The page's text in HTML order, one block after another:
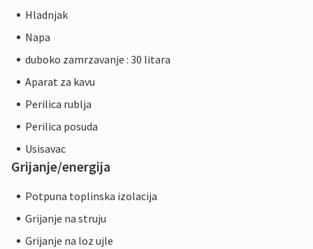
Hladnjak
Napa
duboko zamrzavanje : 30 litara
Aparat za kavu
Perilica rublja
Perilica posuda
Usisavac
Grijanje/energija
Potpuna toplinska izolacija
Grijanje na struju
Grijanje na loz ujle